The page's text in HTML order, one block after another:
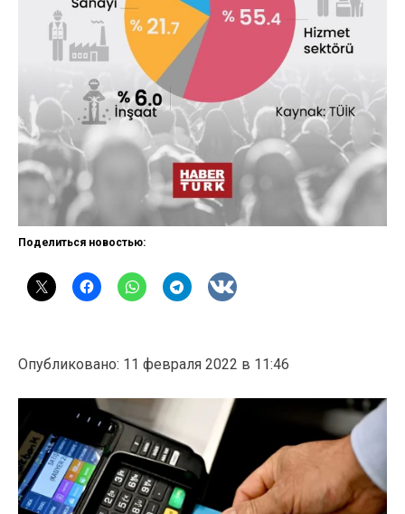
Поделиться новостью:
Опубликовано: 11 февраля 2022 в 11:46